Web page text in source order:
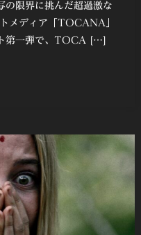
の限界に挑んだ超過激な
メディア「TOCANA」
第一弾で、TOCA […]